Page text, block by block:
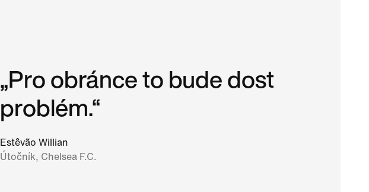
„Pro obránce to bude dost
problém.“
Estêvão Willian
Útočník, Chelsea F.C.